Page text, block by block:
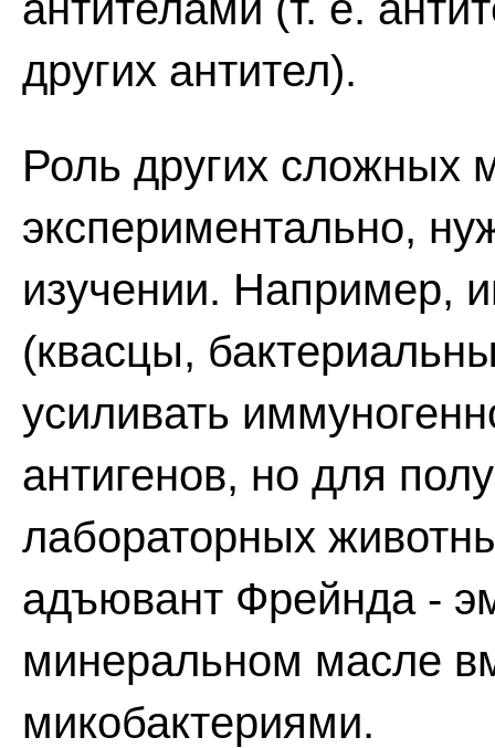
других антител).
Роль других сложных
экспериментально,
изучении. Например,
(квасцы,
усиливать
антигенов, но для
лабораторных
адъювант Фрейнда -
минеральном масле
микобактериями.